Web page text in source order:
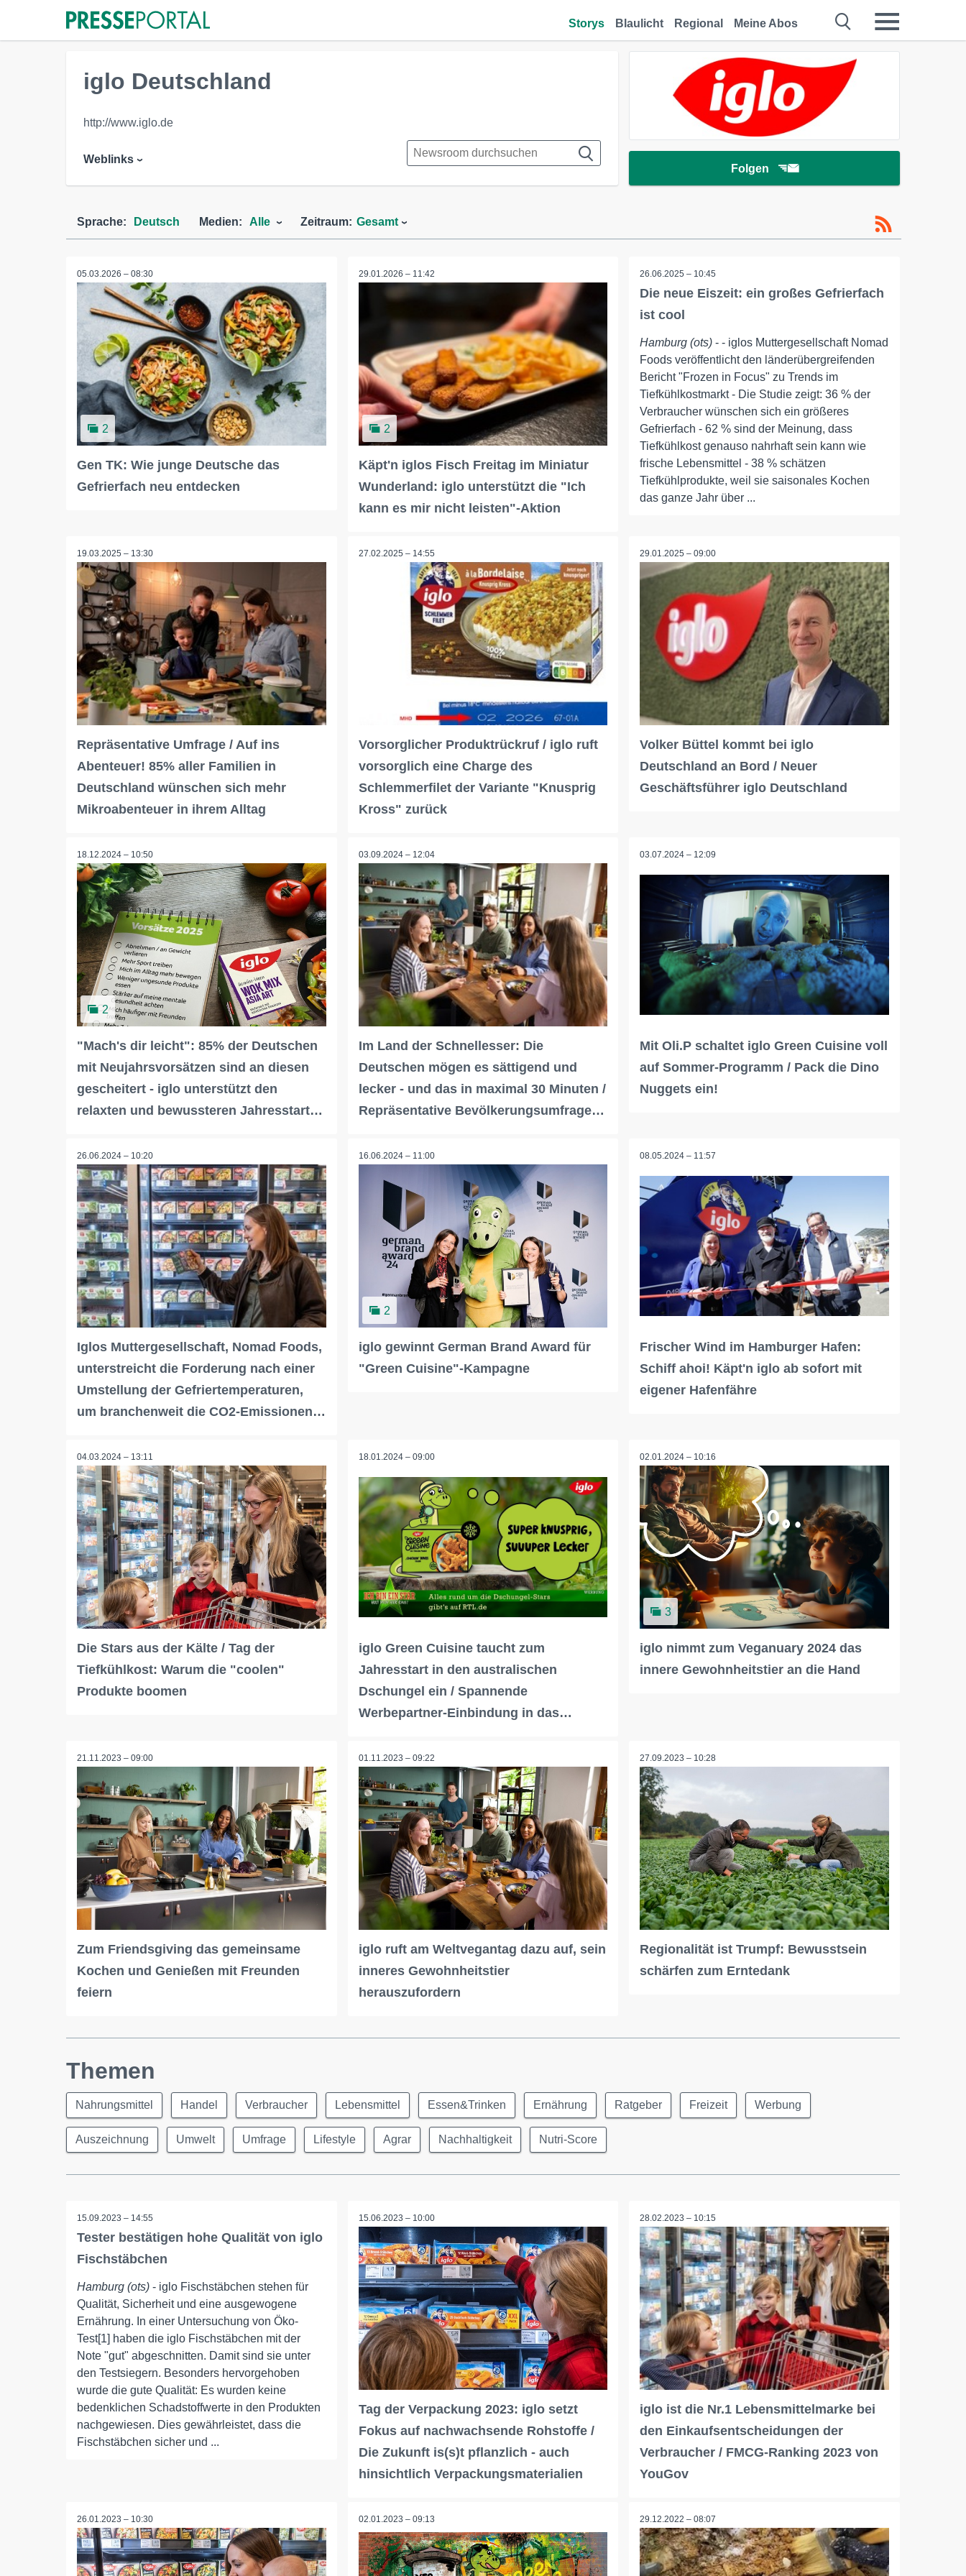
Storys Blaulicht Regional Meine Abos
Folgen
iglo Deutschland
http://www.iglo.de
Weblinks
Sprache: Deutsch Medien: Alle Zeitraum: Gesamt
05.03.2026 – 08:30
2
Gen TK: Wie junge Deutsche das
Gefrierfach neu entdecken
29.01.2026 – 11:42
2
Käpt'n iglos Fisch Freitag im Miniatur
Wunderland: iglo unterstützt die "Ich
kann es mir nicht leisten"-Aktion
26.06.2025 – 10:45
Die neue Eiszeit: ein großes Gefrierfach
ist cool
Hamburg (ots) - - iglos Muttergesellschaft Nomad
Foods veröffentlicht den länderübergreifenden
Bericht "Frozen in Focus" zu Trends im
Tiefkühlkostmarkt - Die Studie zeigt: 36 % der
Verbraucher wünschen sich ein größeres
Gefrierfach - 62 % sind der Meinung, dass
Tiefkühlkost genauso nahrhaft sein kann wie
frische Lebensmittel - 38 % schätzen
Tiefkühlprodukte, weil sie saisonales Kochen
das ganze Jahr über ...
19.03.2025 – 13:30
Repräsentative Umfrage / Auf ins
Abenteuer! 85% aller Familien in
Deutschland wünschen sich mehr
Mikroabenteuer in ihrem Alltag
27.02.2025 – 14:55
Vorsorglicher Produktrückruf / iglo ruft
vorsorglich eine Charge des
Schlemmerfilet der Variante "Knusprig
Kross" zurück
29.01.2025 – 09:00
Volker Büttel kommt bei iglo
Deutschland an Bord / Neuer
Geschäftsführer iglo Deutschland
18.12.2024 – 10:50
2
"Mach's dir leicht": 85% der Deutschen
mit Neujahrsvorsätzen sind an diesen
gescheitert - iglo unterstützt den
relaxten und bewussteren Jahresstart…
03.09.2024 – 12:04
Im Land der Schnellesser: Die
Deutschen mögen es sättigend und
lecker - und das in maximal 30 Minuten /
Repräsentative Bevölkerungsumfrage…
03.07.2024 – 12:09
Mit Oli.P schaltet iglo Green Cuisine voll
auf Sommer-Programm / Pack die Dino
Nuggets ein!
26.06.2024 – 10:20
Iglos Muttergesellschaft, Nomad Foods,
unterstreicht die Forderung nach einer
Umstellung der Gefriertemperaturen,
um branchenweit die CO2-Emissionen…
16.06.2024 – 11:00
2
iglo gewinnt German Brand Award für
"Green Cuisine"-Kampagne
08.05.2024 – 11:57
Frischer Wind im Hamburger Hafen:
Schiff ahoi! Käpt'n iglo ab sofort mit
eigener Hafenfähre
04.03.2024 – 13:11
Die Stars aus der Kälte / Tag der
Tiefkühlkost: Warum die "coolen"
Produkte boomen
18.01.2024 – 09:00
iglo Green Cuisine taucht zum
Jahresstart in den australischen
Dschungel ein / Spannende
Werbepartner-Einbindung in das…
02.01.2024 – 10:16
3
iglo nimmt zum Veganuary 2024 das
innere Gewohnheitstier an die Hand
21.11.2023 – 09:00
Zum Friendsgiving das gemeinsame
Kochen und Genießen mit Freunden
feiern
01.11.2023 – 09:22
iglo ruft am Weltvegantag dazu auf, sein
inneres Gewohnheitstier
herauszufordern
27.09.2023 – 10:28
Regionalität ist Trumpf: Bewusstsein
schärfen zum Erntedank
Themen
Nahrungsmittel Handel Verbraucher Lebensmittel Essen&Trinken Ernährung Ratgeber Freizeit Werbung
Auszeichnung Umwelt Umfrage Lifestyle Agrar Nachhaltigkeit Nutri-Score
15.09.2023 – 14:55
Tester bestätigen hohe Qualität von iglo
Fischstäbchen
Hamburg (ots) - iglo Fischstäbchen stehen für
Qualität, Sicherheit und eine ausgewogene
Ernährung. In einer Untersuchung von Öko-
Test[1] haben die iglo Fischstäbchen mit der
Note "gut" abgeschnitten. Damit sind sie unter
den Testsiegern. Besonders hervorgehoben
wurde die gute Qualität: Es wurden keine
bedenklichen Schadstoffwerte in den Produkten
nachgewiesen. Dies gewährleistet, dass die
Fischstäbchen sicher und ...
15.06.2023 – 10:00
Tag der Verpackung 2023: iglo setzt
Fokus auf nachwachsende Rohstoffe /
Die Zukunft is(s)t pflanzlich - auch
hinsichtlich Verpackungsmaterialien
28.02.2023 – 10:15
iglo ist die Nr.1 Lebensmittelmarke bei
den Einkaufsentscheidungen der
Verbraucher / FMCG-Ranking 2023 von
YouGov
26.01.2023 – 10:30 02.01.2023 – 09:13 29.12.2022 – 08:07